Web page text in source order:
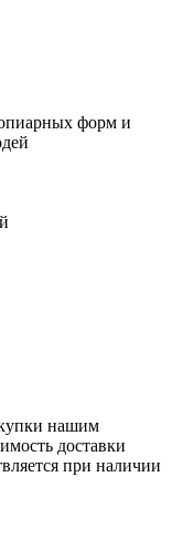
форм и
нашим
доставки
при наличии